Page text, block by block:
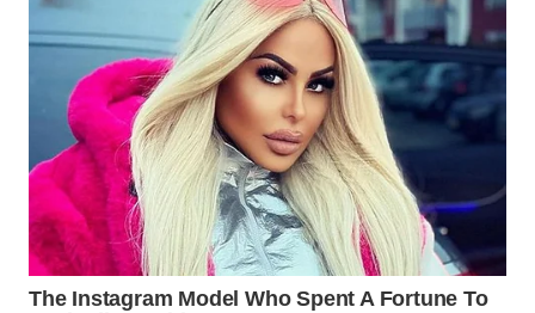
BOGOR
WN
DEPOK
WN
TAPANULI
UTARA
WN
SAMOSIR